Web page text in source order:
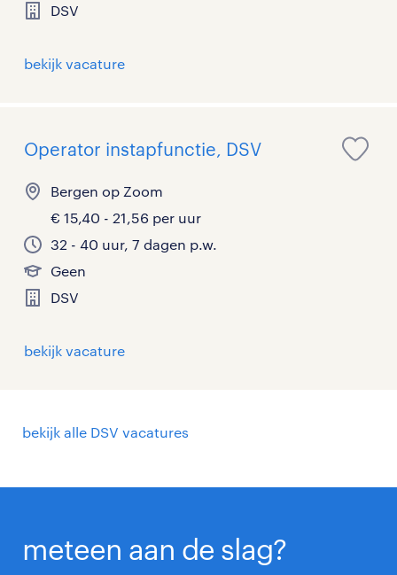
DSV
bekijk vacature
Operator instapfunctie, DSV
Bergen op Zoom
€ 15,40 - 21,56 per uur
32 - 40 uur, 7 dagen p.w.
Geen
DSV
bekijk vacature
bekijk alle DSV vacatures
meteen aan de slag?